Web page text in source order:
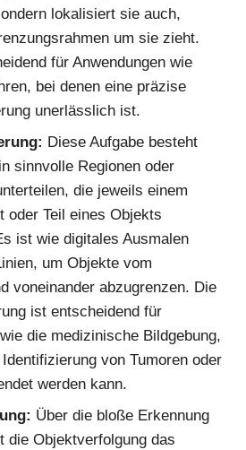
lokalisiert sie auch,
um sie zieht.
für Anwendungen wie
bei denen eine präzise
unerlässlich ist.
Diese Aufgabe besteht
sinnvolle Regionen oder
die jeweils einem
oder Teil eines Objekts
ist wie digitales Ausmalen
um Objekte vom
voneinander abzugrenzen. Die
ist entscheidend für
die medizinische Bildgebung,
von Tumoren oder
werden kann.
Über die bloße Erkennung
die Objektverfolgung das